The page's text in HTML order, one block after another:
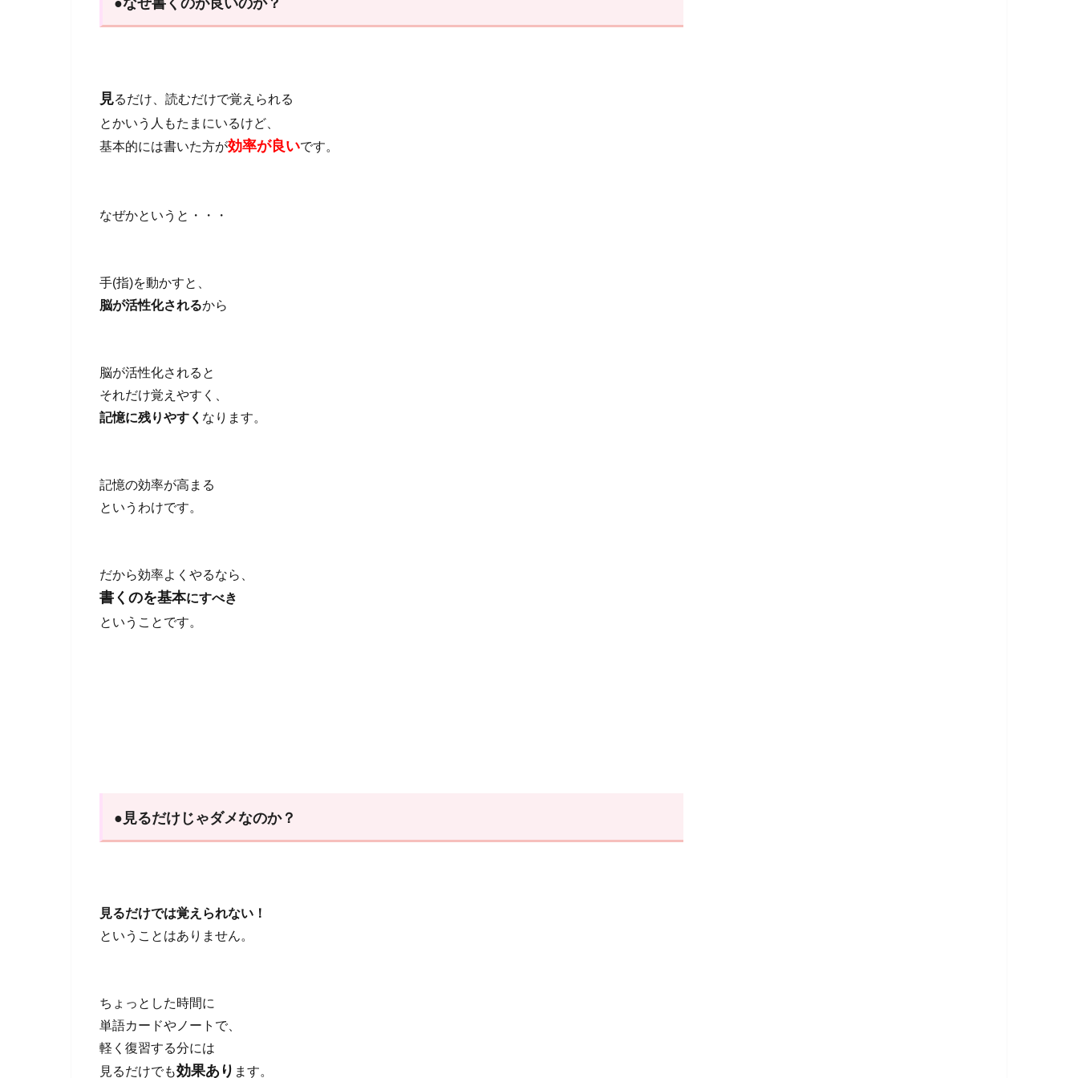
●なぜ書くのが良いのか？
見るだけ、読むだけで覚えられる
とかいう人もたまにいるけど、
基本的には書いた方が効率が良いです。
なぜかというと・・・
手(指)を動かすと、
脳が活性化されるから
脳が活性化されると
それだけ覚えやすく、
記憶に残りやすく なります。
記憶の効率が高まる
というわけです。
だから効率よくやるなら、
書くのを基本にすべき
ということです。
●見るだけじゃダメなのか？
見るだけでは覚えられない！
ということはありません。
ちょっとした時間に
単語カードやノートで、
軽く復習する分には
見るだけでも効果あり ます。